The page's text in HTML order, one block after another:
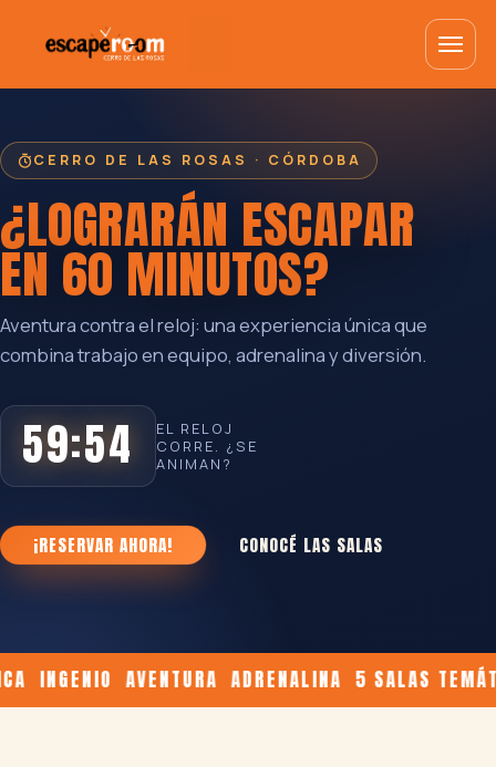
CERRO DE LAS ROSAS · CÓRDOBA
¿LOGRARÁN ESCAPAR
EN 60 MINUTOS?
Aventura contra el reloj: una experiencia única que
combina trabajo en equipo, adrenalina y diversión.
59:54
EL RELOJ
CORRE. ¿SE
ANIMAN?
¡RESERVAR AHORA! CONOCÉ LAS SALAS
AVENTURA ADRENALINA 5 SALAS